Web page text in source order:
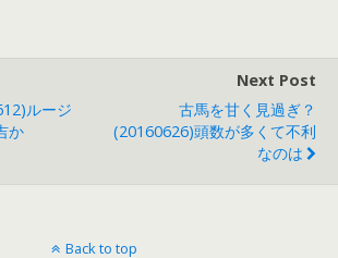
ルージ
か
Next Post
古馬を甘く見過ぎ？
(20160626)頭数が多くて不利
なのは
Back to top